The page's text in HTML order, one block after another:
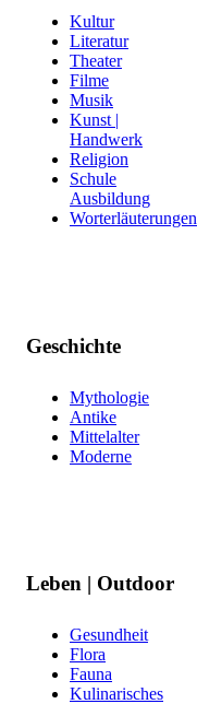
Kultur
Literatur
Theater
Filme
Musik
Kunst |
Handwerk
Religion
Schule
Ausbildung
Worterläuterungen
Geschichte
Mythologie
Antike
Mittelalter
Moderne
Leben | Outdoor
Gesundheit
Flora
Fauna
Kulinarisches